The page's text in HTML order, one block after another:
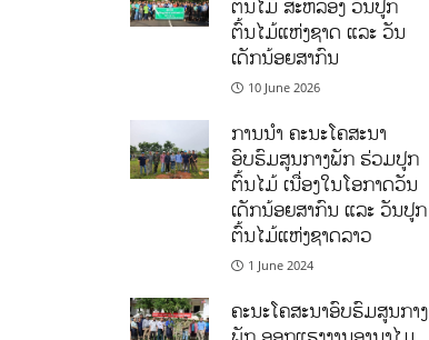
ຕົ້ນໄມ້ ສະຫລອງ ວັນປູກ
ຕົ້ນໄມ້ແຫ່ງຊາດ ແລະ ວັນ
ເດັກນ້ອຍສາກົນ
10 June 2026
ການນໍາ ຄະນະໂຄສະນາ
ອົບຮົມສູນກາງພັກ ຮ່ວມປູກ
ຕົ້ນໄມ້ ເນື່ອງໃນໂອກາດວັນ
ເດັກນ້ອຍສາກົນ ແລະ ວັນປູກ
ຕົ້ນໄມ້ແຫ່ງຊາດລາວ
1 June 2024
ຄະນະໂຄສະນາອົບຮົມສູນກາງ